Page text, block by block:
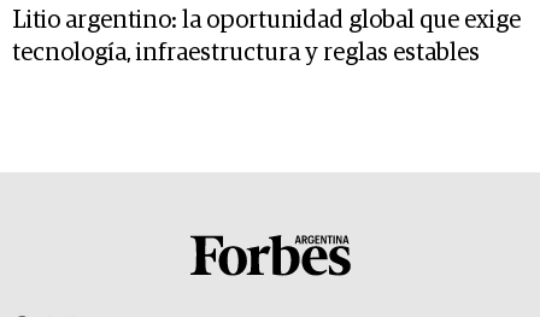
Litio argentino: la oportunidad global que exige
tecnología, infraestructura y reglas estables